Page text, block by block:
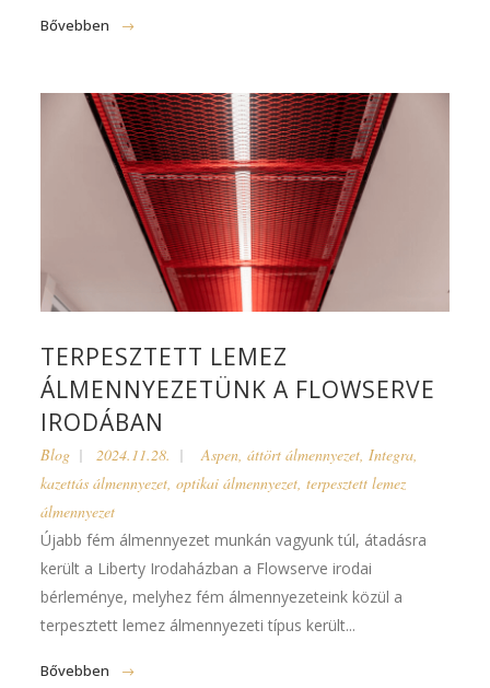
Bővebben
TERPESZTETT LEMEZ
ÁLMENNYEZETÜNK A FLOWSERVE
IRODÁBAN
Blog 2024.11.28. Aspen,áttört álmennyezet,Integra,
kazettás álmennyezet,optikai álmennyezet,terpesztett lemez
álmennyezet
Újabb fém álmennyezet munkán vagyunk túl, átadásra
került a Liberty Irodaházban a Flowserve irodai
bérleménye, melyhez fém álmennyezeteink közül a
terpesztett lemez álmennyezeti típus került...
Bővebben